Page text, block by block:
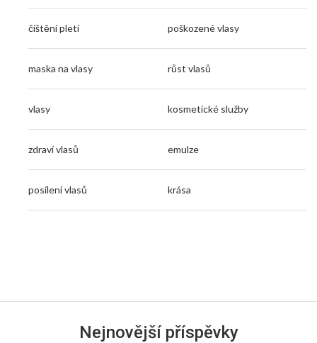
čištění pleti poškozené vlasy
maska na vlasy růst vlasů
vlasy kosmetické služby
zdraví vlasů emulze
posílení vlasů krása
Nejnovější příspěvky